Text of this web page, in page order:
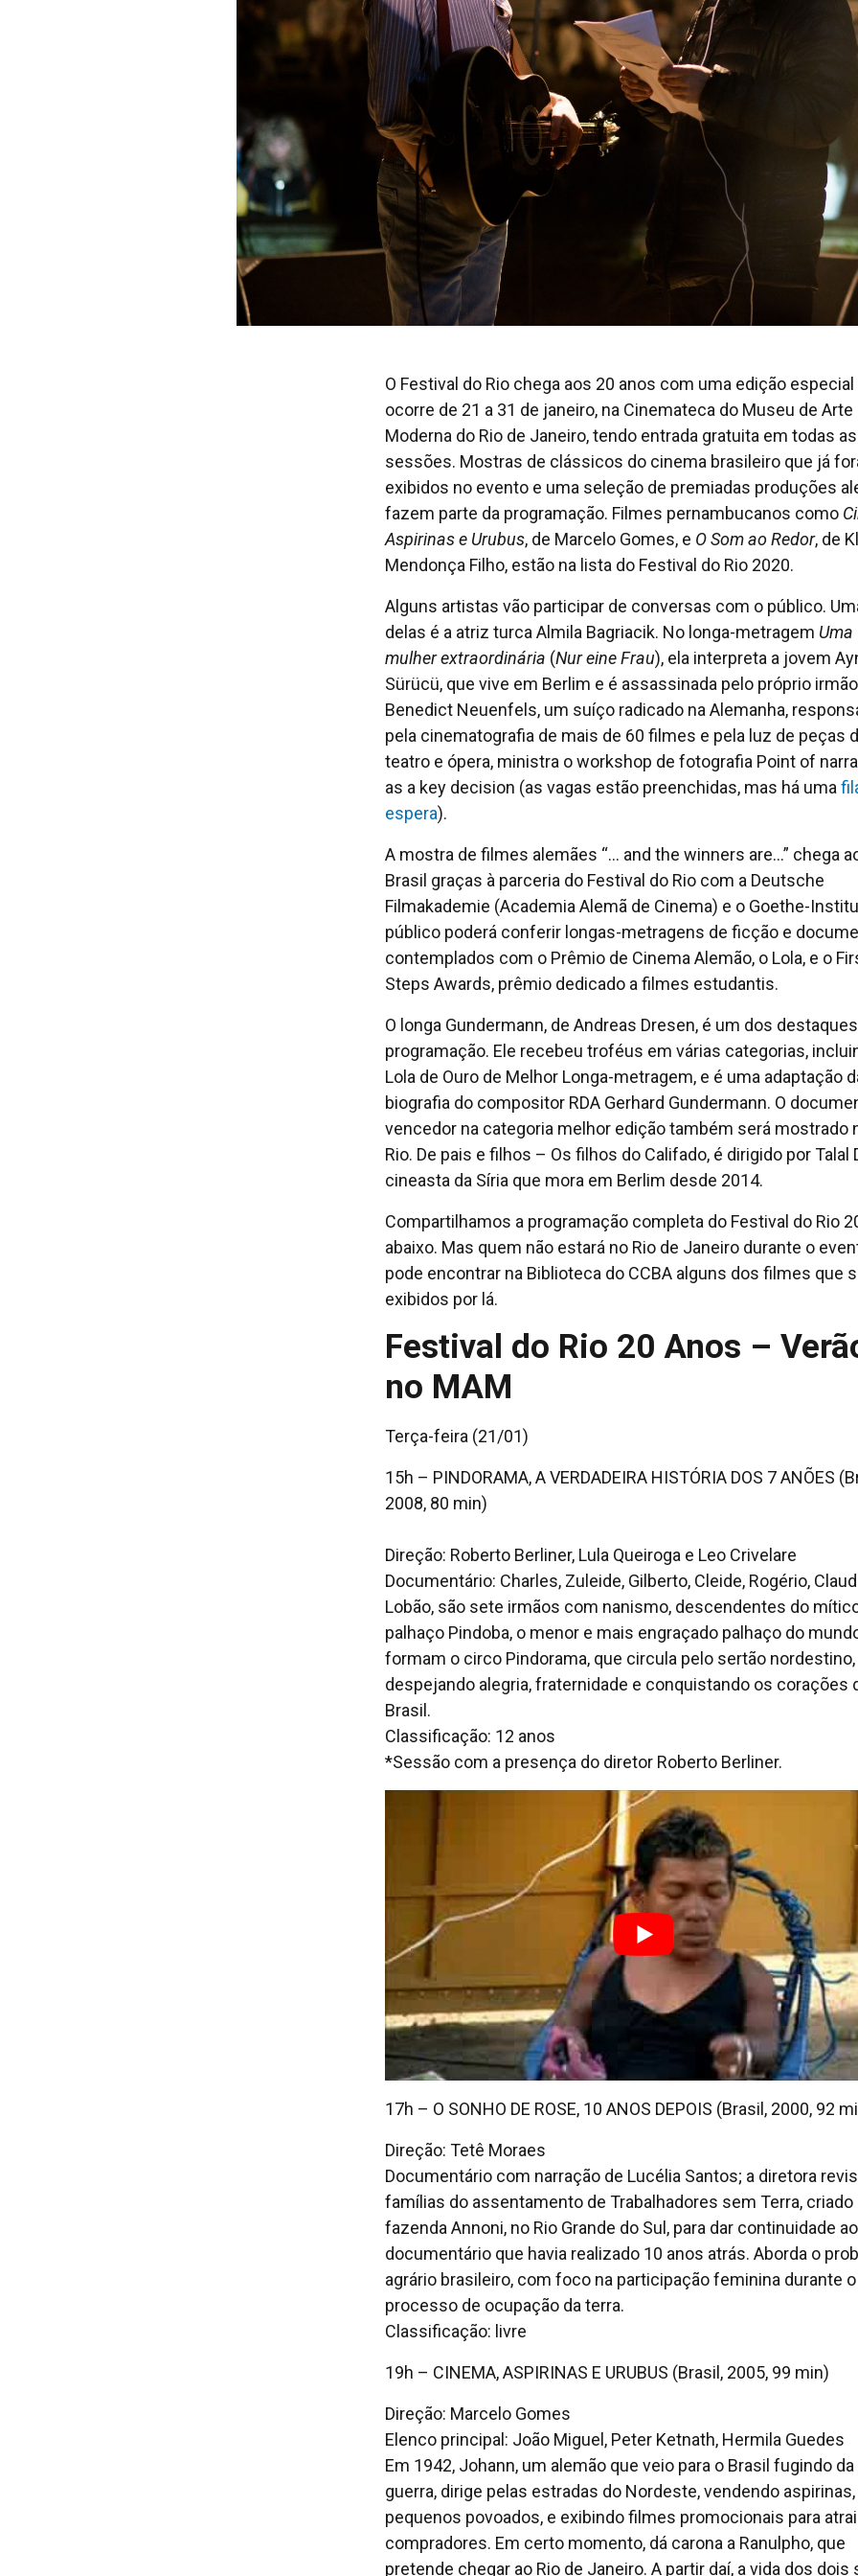
O Festival do Rio chega aos 20 anos com uma edição
ocorre de 21 a 31 de janeiro, na Cinemateca do Museu de Arte
Moderna do Rio de Janeiro, tendo entrada gratuita em todas as
sessões. Mostras de clássicos do cinema brasileiro que já
exibidos no evento e uma seleção de premiadas produções
fazem parte da programação. Filmes pernambucanos como
Aspirinas e Urubus, de Marcelo Gomes, e O Som ao Redor, de
Mendonça Filho, estão na lista do Festival do Rio 2020.
Alguns artistas vão participar de conversas com o público.
delas é a atriz turca Almila Bagriacik. No longa-metragem Uma
mulher extraordinária (Nur eine Frau), ela interpreta a jovem
Sürücü, que vive em Berlim e é assassinada pelo próprio
Benedict Neuenfels, um suíço radicado na Alemanha,
pela cinematografia de mais de 60 filmes e pela luz de peças
teatro e ópera, ministra o workshop de fotografia Point of
as a key decision (as vagas estão preenchidas, mas há uma
espera).
A mostra de filmes alemães “… and the winners are…” chega
Brasil graças à parceria do Festival do Rio com a Deutsche
Filmakademie (Academia Alemã de Cinema) e o Goethe-
público poderá conferir longas-metragens de ficção e
contemplados com o Prêmio de Cinema Alemão, o Lola, e o
Steps Awards, prêmio dedicado a filmes estudantis.
O longa Gundermann, de Andreas Dresen, é um dos
programação. Ele recebeu troféus em várias categorias,
Lola de Ouro de Melhor Longa-metragem, e é uma adaptação
biografia do compositor RDA Gerhard Gundermann. O
vencedor na categoria melhor edição também será mostrado
Rio. De pais e filhos – Os filhos do Califado, é dirigido por Talal
cineasta da Síria que mora em Berlim desde 2014.
Compartilhamos a programação completa do Festival do Rio
abaixo. Mas quem não estará no Rio de Janeiro durante o
pode encontrar na Biblioteca do CCBA alguns dos filmes que
exibidos por lá.
Festival do Rio 20 Anos –
no MAM
Terça-feira (21/01)
15h – PINDORAMA, A VERDADEIRA HISTÓRIA DOS 7 ANÕES
2008, 80 min)
Direção: Roberto Berliner, Lula Queiroga e Leo Crivelare
Documentário: Charles, Zuleide, Gilberto, Cleide, Rogério,
Lobão, são sete irmãos com nanismo, descendentes do
palhaço Pindoba, o menor e mais engraçado palhaço do
formam o circo Pindorama, que circula pelo sertão nordestino,
despejando alegria, fraternidade e conquistando os corações
Brasil.
Classificação: 12 anos
*Sessão com a presença do diretor Roberto Berliner.
17h – O SONHO DE ROSE, 10 ANOS DEPOIS (Brasil, 2000, 92
Direção: Tetê Moraes
Documentário com narração de Lucélia Santos; a diretora
famílias do assentamento de Trabalhadores sem Terra, criado
fazenda Annoni, no Rio Grande do Sul, para dar continuidade ao
documentário que havia realizado 10 anos atrás. Aborda o
agrário brasileiro, com foco na participação feminina durante o
processo de ocupação da terra.
Classificação: livre
19h – CINEMA, ASPIRINAS E URUBUS (Brasil, 2005, 99 min)
Direção: Marcelo Gomes
Elenco principal: João Miguel, Peter Ketnath, Hermila Guedes
Em 1942, Johann, um alemão que veio para o Brasil fugindo da
guerra, dirige pelas estradas do Nordeste, vendendo
pequenos povoados, e exibindo filmes promocionais para
compradores. Em certo momento, dá carona a Ranulpho, que
pretende chegar ao Rio de Janeiro. A partir daí, a vida dos dois